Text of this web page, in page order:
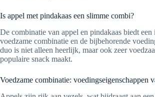
Is appel met pindakaas een slimme combi?
De combinatie van appel en pindakaas biedt een
voedzame combinatie en de bijbehorende
duo is niet alleen heerlijk, maar ook zeer
populaire snack maakt.
Voedzame combinatie: voedingseigenschappen